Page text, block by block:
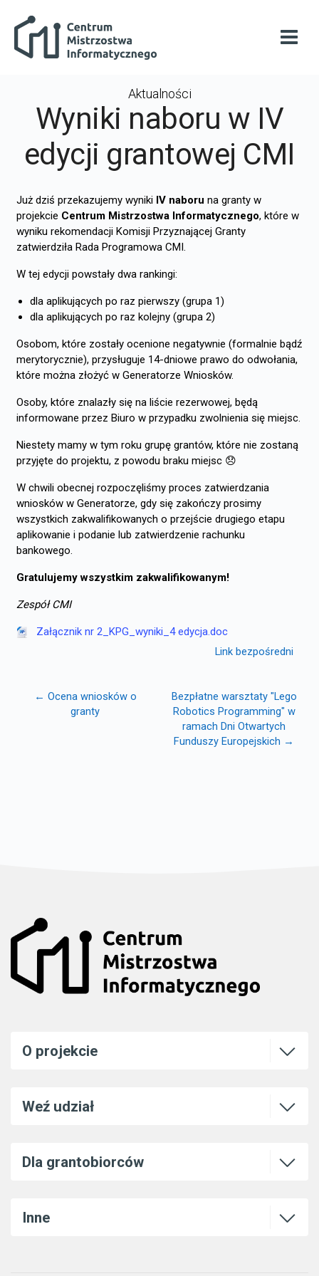
Aktualności
Wyniki naboru w IV
edycji grantowej CMI
Już dziś przekazujemy wyniki IV naboru na granty w
projekcie Centrum Mistrzostwa Informatycznego, które w
wyniku rekomendacji Komisji Przyznającej Granty
zatwierdziła Rada Programowa CMI.
W tej edycji powstały dwa rankingi:
dla aplikujących po raz pierwszy (grupa 1)
dla aplikujących po raz kolejny (grupa 2)
Osobom, które zostały ocenione negatywnie (formalnie bądź
merytorycznie), przysługuje 14-dniowe prawo do odwołania,
które można złożyć w Generatorze Wniosków.
Osoby, które znalazły się na liście rezerwowej, będą
informowane przez Biuro w przypadku zwolnienia się miejsc.
Niestety mamy w tym roku grupę grantów, które nie zostaną
przyjęte do projektu, z powodu braku miejsc 😞
W chwili obecnej rozpoczęliśmy proces zatwierdzania
wniosków w Generatorze, gdy się zakończy prosimy
wszystkich zakwalifikowanych o przejście drugiego etapu
aplikowanie i podanie lub zatwierdzenie rachunku
bankowego.
Gratulujemy wszystkim zakwalifikowanym!
Zespół CMI
Załącznik nr 2_KPG_wyniki_4 edycja.doc
Link bezpośredni
← Ocena wniosków o
granty
Bezpłatne warsztaty "Lego
Robotics Programming" w
ramach Dni Otwartych
Funduszy Europejskich →
O projekcie Otwórz
Weź udział Otwórz
Dla grantobiorców Otwórz
Inne Otwórz